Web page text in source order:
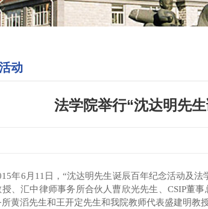
动
法学院举行“沈达明先
年6 月 11 日， “沈达明先生诞辰百年纪念活动及法
授、汇中律师事务所合伙人曹欣光先生、 CSIP董事
所黄滔先生和王开定先生和我院教师代表盛建明教